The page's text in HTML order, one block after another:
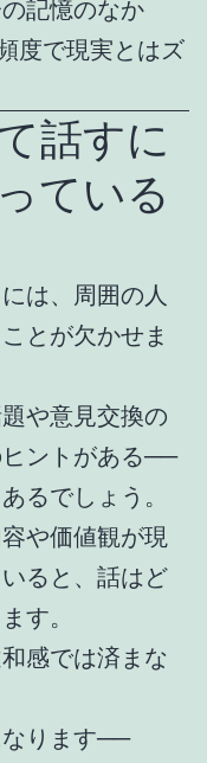
記憶のなか
度で現実とはズ
話すに
ている
は、周囲の人
とが欠かせま
や意見交換の
ントがある──
るでしょう。
や価値観が現
ると、話はど
す。
感では済まな
なります──